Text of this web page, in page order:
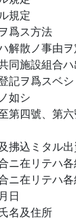
規定
爲ス方法
解散ノ事由
同施設組合
記ヲ爲スベシ
如シ
第四號、第
拂込ミタル
ニ在リテハ
ニ在リテハ
日
名及住所